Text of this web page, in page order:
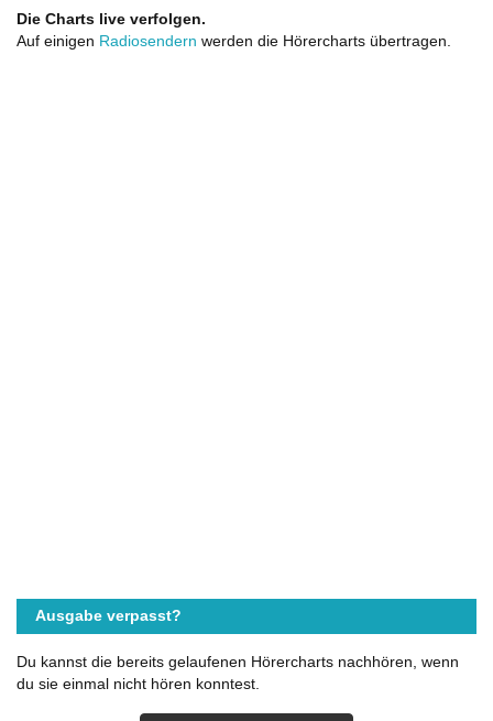
Die Charts live verfolgen.
Auf einigen Radiosendern werden die Hörercharts übertragen.
Ausgabe verpasst?
Du kannst die bereits gelaufenen Hörercharts nachhören, wenn
du sie einmal nicht hören konntest.